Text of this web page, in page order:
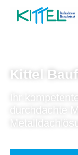
Kittel
Ihr
durchdachte